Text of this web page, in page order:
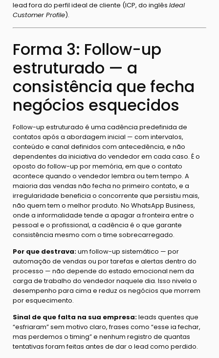
lead fora do perfil ideal de cliente (ICP, do inglês Ideal
Customer Profile).
Forma 3: Follow-up
estruturado — a
consistência que fecha
negócios esquecidos
Follow-up estruturado é uma cadência predefinida de
contatos após a abordagem inicial — com intervalos,
conteúdo e canal definidos com antecedência, e não
dependentes da iniciativa do vendedor em cada caso. É o
oposto do follow-up por memória, em que o contato
acontece quando o vendedor lembra ou tem tempo. A
maioria das vendas não fecha no primeiro contato, e a
irregularidade beneficia o concorrente que persistiu mais,
não quem tem o melhor produto. No WhatsApp Business,
onde a informalidade tende a apagar a fronteira entre o
pessoal e o profissional, a cadência é o que garante
consistência mesmo com o time sobrecarregado.
Por que destrava:um follow-up sistemático — por
automação de vendas ou por tarefas e alertas dentro do
processo — não depende do estado emocional nem da
carga de trabalho do vendedor naquele dia. Isso nivela o
desempenho para cima e reduz os negócios que morrem
por esquecimento.
Sinal de que falta na sua empresa:leads quentes que
“esfriaram” sem motivo claro, frases como “esse ia fechar,
mas perdemos o timing” e nenhum registro de quantas
tentativas foram feitas antes de dar o lead como perdido.